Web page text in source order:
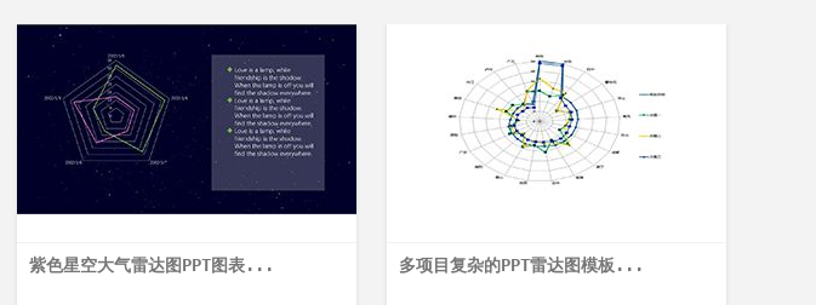
紫色星空大气雷达图PPT图表... 多项目复杂的PPT雷达图模板...